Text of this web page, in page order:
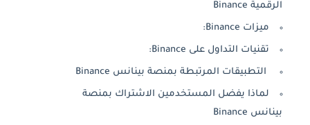
الرقمية Binance
ميزات Binance:
تقنيات التداول على Binance:
التطبيقات المرتبطة بمنصة بينانس Binance
لماذا يفضل المستخدمين الاشتراك بمنصة
بينانس Binance